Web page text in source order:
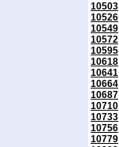
10503
10526
10549
10572
10595
10618
10641
10664
10687
10710
10733
10756
10779